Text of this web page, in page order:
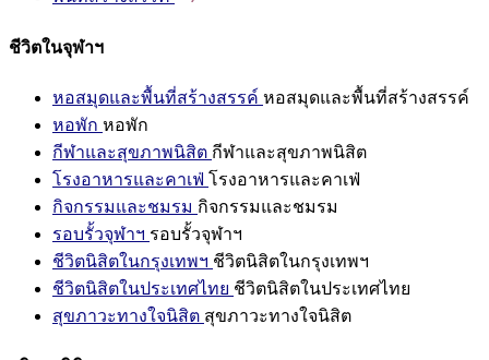
ชีวิตในจุฬาฯ
หอสมุดและพื้นที่สร้างสรรค์ หอสมุดและพื้นที่สร้างสรรค์
หอพัก หอพัก
กีฬาและสุขภาพนิสิต กีฬาและสุขภาพนิสิต
โรงอาหารและคาเฟ่ โรงอาหารและคาเฟ่
กิจกรรมและชมรม กิจกรรมและชมรม
รอบรั้วจุฬาฯ รอบรั้วจุฬาฯ
ชีวิตนิสิตในกรุงเทพฯ ชีวิตนิสิตในกรุงเทพฯ
ชีวิตนิสิตในประเทศไทย ชีวิตนิสิตในประเทศไทย
สุขภาวะทางใจนิสิต สุขภาวะทางใจนิสิต